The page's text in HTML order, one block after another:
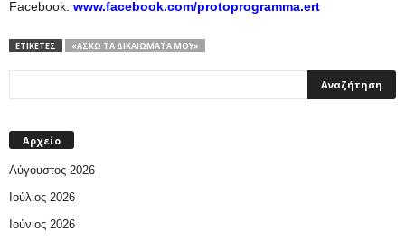
Facebook: www.facebook.com/protoprogramma.ert
ΕΤΙΚΕΤΕΣ «ΑΣΚΏ ΤΑ ΔΙΚΑΙΏΜΑΤΆ ΜΟΥ»
Αρχείο
Αύγουστος 2026
Ιούλιος 2026
Ιούνιος 2026